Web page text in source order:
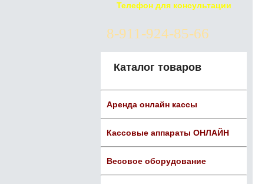
Телефон для консультации
8-911-924-85-66
Каталог товаров
Аренда онлайн кассы
Кассовые аппараты ОНЛАЙН
Весовое оборудование